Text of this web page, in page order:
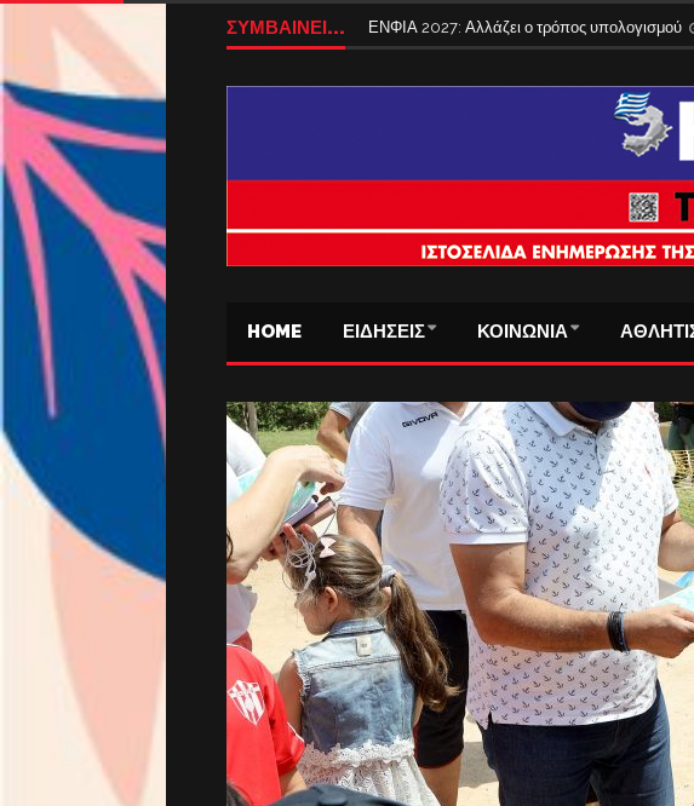
ΣΥΜΒΑΙΝΕΙ... Tέλος από σήμερα τα ταξίδια στο εξωτερικό
HOME ΕΙΔΗΣΕΙΣ ΚΟΙΝΩΝΙΑ